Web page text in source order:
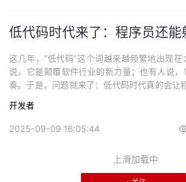
低代码时代来了：程序员还能
这几年，“低代码”这个词越来越频繁地出现
说，它是颠覆软件行业的新力量；也有人说
奏。于是，问题就来了：低代码时代真的会让
序员的“危机感”从哪里来？在传统印象里，写
能，需要长时间学习编程语言、掌握算法逻辑
一壁垒：只需要拖拽、配置，就能快速拼装
开发者
2025-09-09 16:05:44
上滑加载中